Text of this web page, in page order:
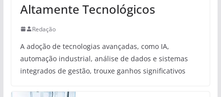
Altamente Tecnológicos
Redação
A adoção de tecnologias avançadas, como IA,
automação industrial, análise de dados e sistemas
integrados de gestão, trouxe ganhos significativos